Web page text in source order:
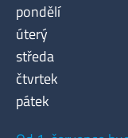
pondělí
úterý
středa
čtvrtek
pátek